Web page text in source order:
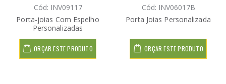
Cód: INV09117
Porta-joias Com Espelho
Personalizadas
ORÇAR ESTE PRODUTO
Cód: INV06017B
Porta Joias Personalizada
ORÇAR ESTE PRODUTO